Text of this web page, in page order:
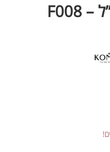
קומילפו לק ג’ל 8 מ”ל – F008